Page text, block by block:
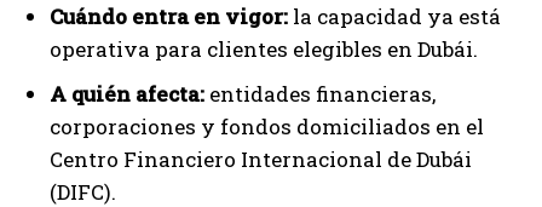
Cuándo entra en vigor: la capacidad ya está
operativa para clientes elegibles en Dubái.
A quién afecta: entidades financieras,
corporaciones y fondos domiciliados en el
Centro Financiero Internacional de Dubái
(DIFC).